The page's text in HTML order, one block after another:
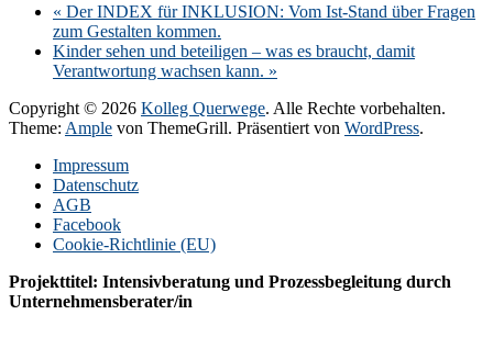
« Der INDEX für INKLUSION: Vom Ist-Stand über Fragen
zum Gestalten kommen.
Kinder sehen und beteiligen – was es braucht, damit
Verantwortung wachsen kann. »
Copyright © 2026 Kolleg Querwege. Alle Rechte vorbehalten.
Theme: Ample von ThemeGrill. Präsentiert von WordPress.
Impressum
Datenschutz
AGB
Facebook
Cookie-Richtlinie (EU)
Projekttitel: Intensivberatung und Prozessbegleitung durch
Unternehmensberater/in